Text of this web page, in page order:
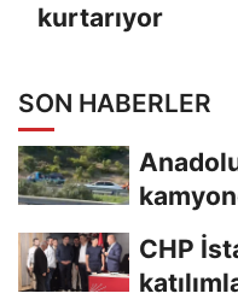
kurtarıyor
SON HABERLER
CHP